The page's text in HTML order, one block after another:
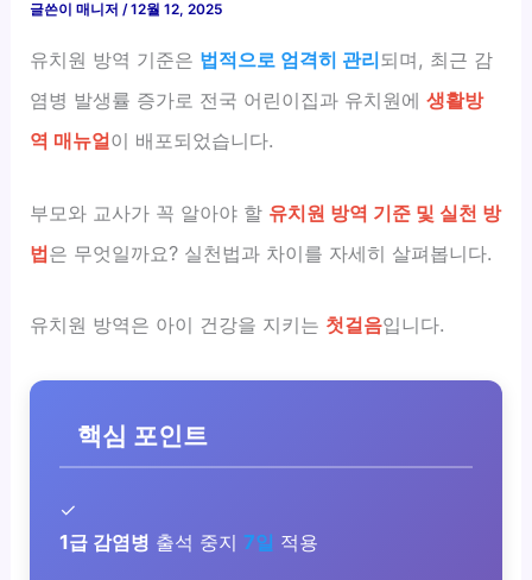
글쓴이매니저/12월 12, 2025
유치원 방역 기준은 법적으로 엄격히 관리되며, 최근 감
염병 발생률 증가로 전국 어린이집과 유치원에생활방
역 매뉴얼이 배포되었습니다.
부모와 교사가 꼭 알아야 할 유치원 방역 기준 및 실천 방
법은 무엇일까요? 실천법과 차이를 자세히 살펴봅니다.
유치원 방역은 아이 건강을 지키는 첫걸음입니다.
핵심 포인트
✓
1급 감염병 출석 중지7일 적용